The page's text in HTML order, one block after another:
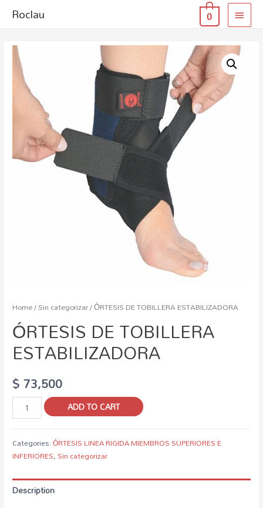
Roclau 0
Home/Sin categorizar/ ÓRTESIS DE TOBILLERA ESTABILIZADORA
ÓRTESIS DE TOBILLERA
ESTABILIZADORA
$73,500
ADD TO CART
Categories:ÓRTESIS LINEA RIGIDA MIEMBROS SUPERIORES E
INFERIORES, Sin categorizar
Description